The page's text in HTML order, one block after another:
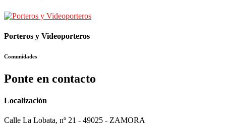
Porteros y Videoporteros
Comunidades
Ponte en contacto
Localización
Calle La Lobata, nº 21 - 49025 - ZAMORA